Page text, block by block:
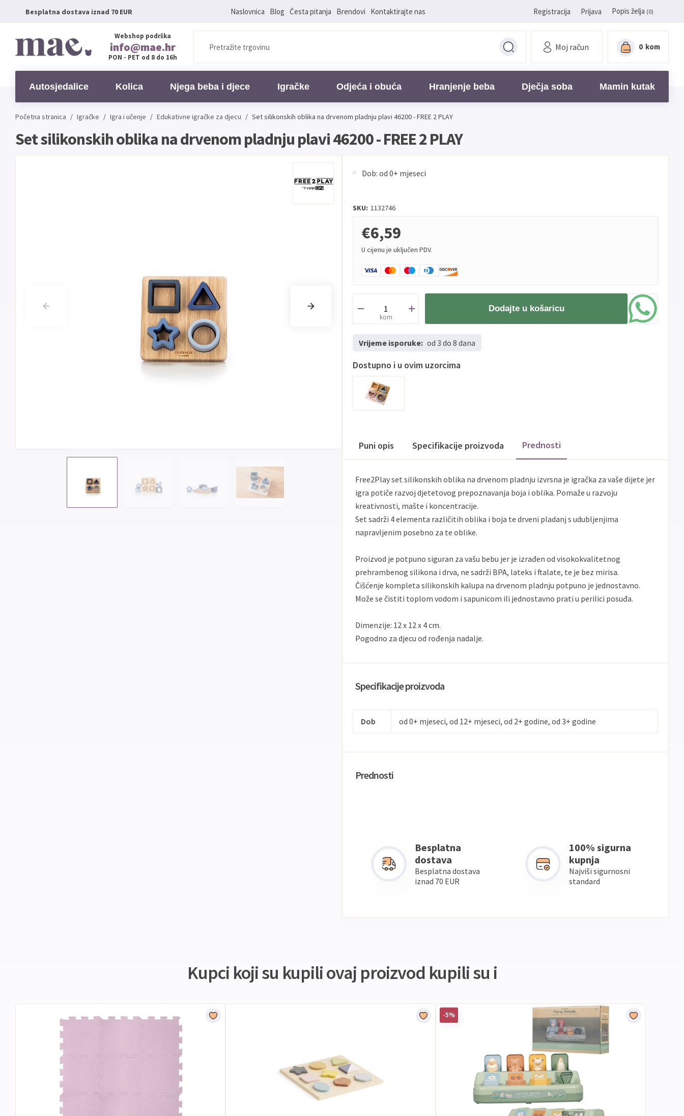
Besplatna dostava iznad 70 EUR Naslovnica Blog Česta pitanja Brendovi Kontaktirajte nas Registracija Prijava Popis želja (0)
Webshop podrška
info@mae.hr
PON - PET od 8 do 16h
Moj račun 0 kom
Autosjedalice Kolica Njega beba i djece Igračke Odjeća i obuća Hranjenje beba Dječja soba Mamin kutak
Početna stranica / Igračke / Igra i učenje / Edukativne igračke za djecu / Set silikonskih oblika na drvenom pladnju plavi 46200 - FREE 2 PLAY
Set silikonskih oblika na drvenom pladnju plavi 46200 - FREE 2 PLAY
Dob: od 0+ mjeseci
SKU: 1132746
€6,59
U cijenu je uključen PDV.
kom
Dodajte u košaricu
Vrijeme isporuke: od 3 do 8 dana
Dostupno i u ovim uzorcima
Puni opis Specifikacije proizvoda Prednosti
Free2Play set silikonskih oblika na drvenom pladnju izvrsna je igračka za vaše dijete jer
igra potiče razvoj djetetovog prepoznavanja boja i oblika. Pomaže u razvoju
kreativnosti, mašte i koncentracije.
Set sadrži 4 elementa različitih oblika i boja te drveni pladanj s udubljenjima
napravljenim posebno za te oblike.
Proizvod je potpuno siguran za vašu bebu jer je izrađen od visokokvalitetnog
prehrambenog silikona i drva, ne sadrži BPA, lateks i ftalate, te je bez mirisa.
Čišćenje kompleta silikonskih kalupa na drvenom pladnju potpuno je jednostavno.
Može se čistiti toplom vodom i sapunicom ili jednostavno prati u perilici posuđa.
Dimenzije: 12 x 12 x 4 cm.
Pogodno za djecu od rođenja nadalje.
Specifikacije proizvoda
Dob od 0+ mjeseci, od 12+ mjeseci, od 2+ godine, od 3+ godine
Prednosti
Besplatna
dostava
Besplatna dostava
iznad 70 EUR
100% sigurna
kupnja
Najviši sigurnosni
standard
Kupci koji su kupili ovaj proizvod kupili su i
-5%